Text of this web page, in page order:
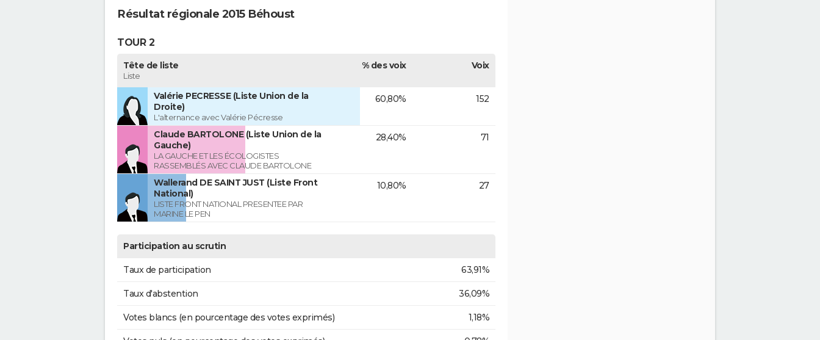
Résultat régionale 2015 Béhoust
TOUR 2
Tête de liste
Liste
% des voix Voix
Valérie PECRESSE (Liste Union de la
Droite)
L'alternance avec Valérie Pécresse
60,80% 152
Claude BARTOLONE (Liste Union de la
Gauche)
LA GAUCHE ET LES ÉCOLOGISTES
RASSEMBLÉS AVEC CLAUDE BARTOLONE
28,40% 71
Wallerand DE SAINT JUST (Liste Front
National)
LISTE FRONT NATIONAL PRESENTEE PAR
MARINE LE PEN
10,80% 27
Participation au scrutin
Taux de participation 63,91%
Taux d'abstention 36,09%
Votes blancs (en pourcentage des votes exprimés) 1,18%